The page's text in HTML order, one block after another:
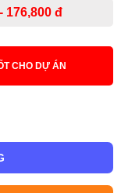
176,800 đ
CHO DỰ ÁN